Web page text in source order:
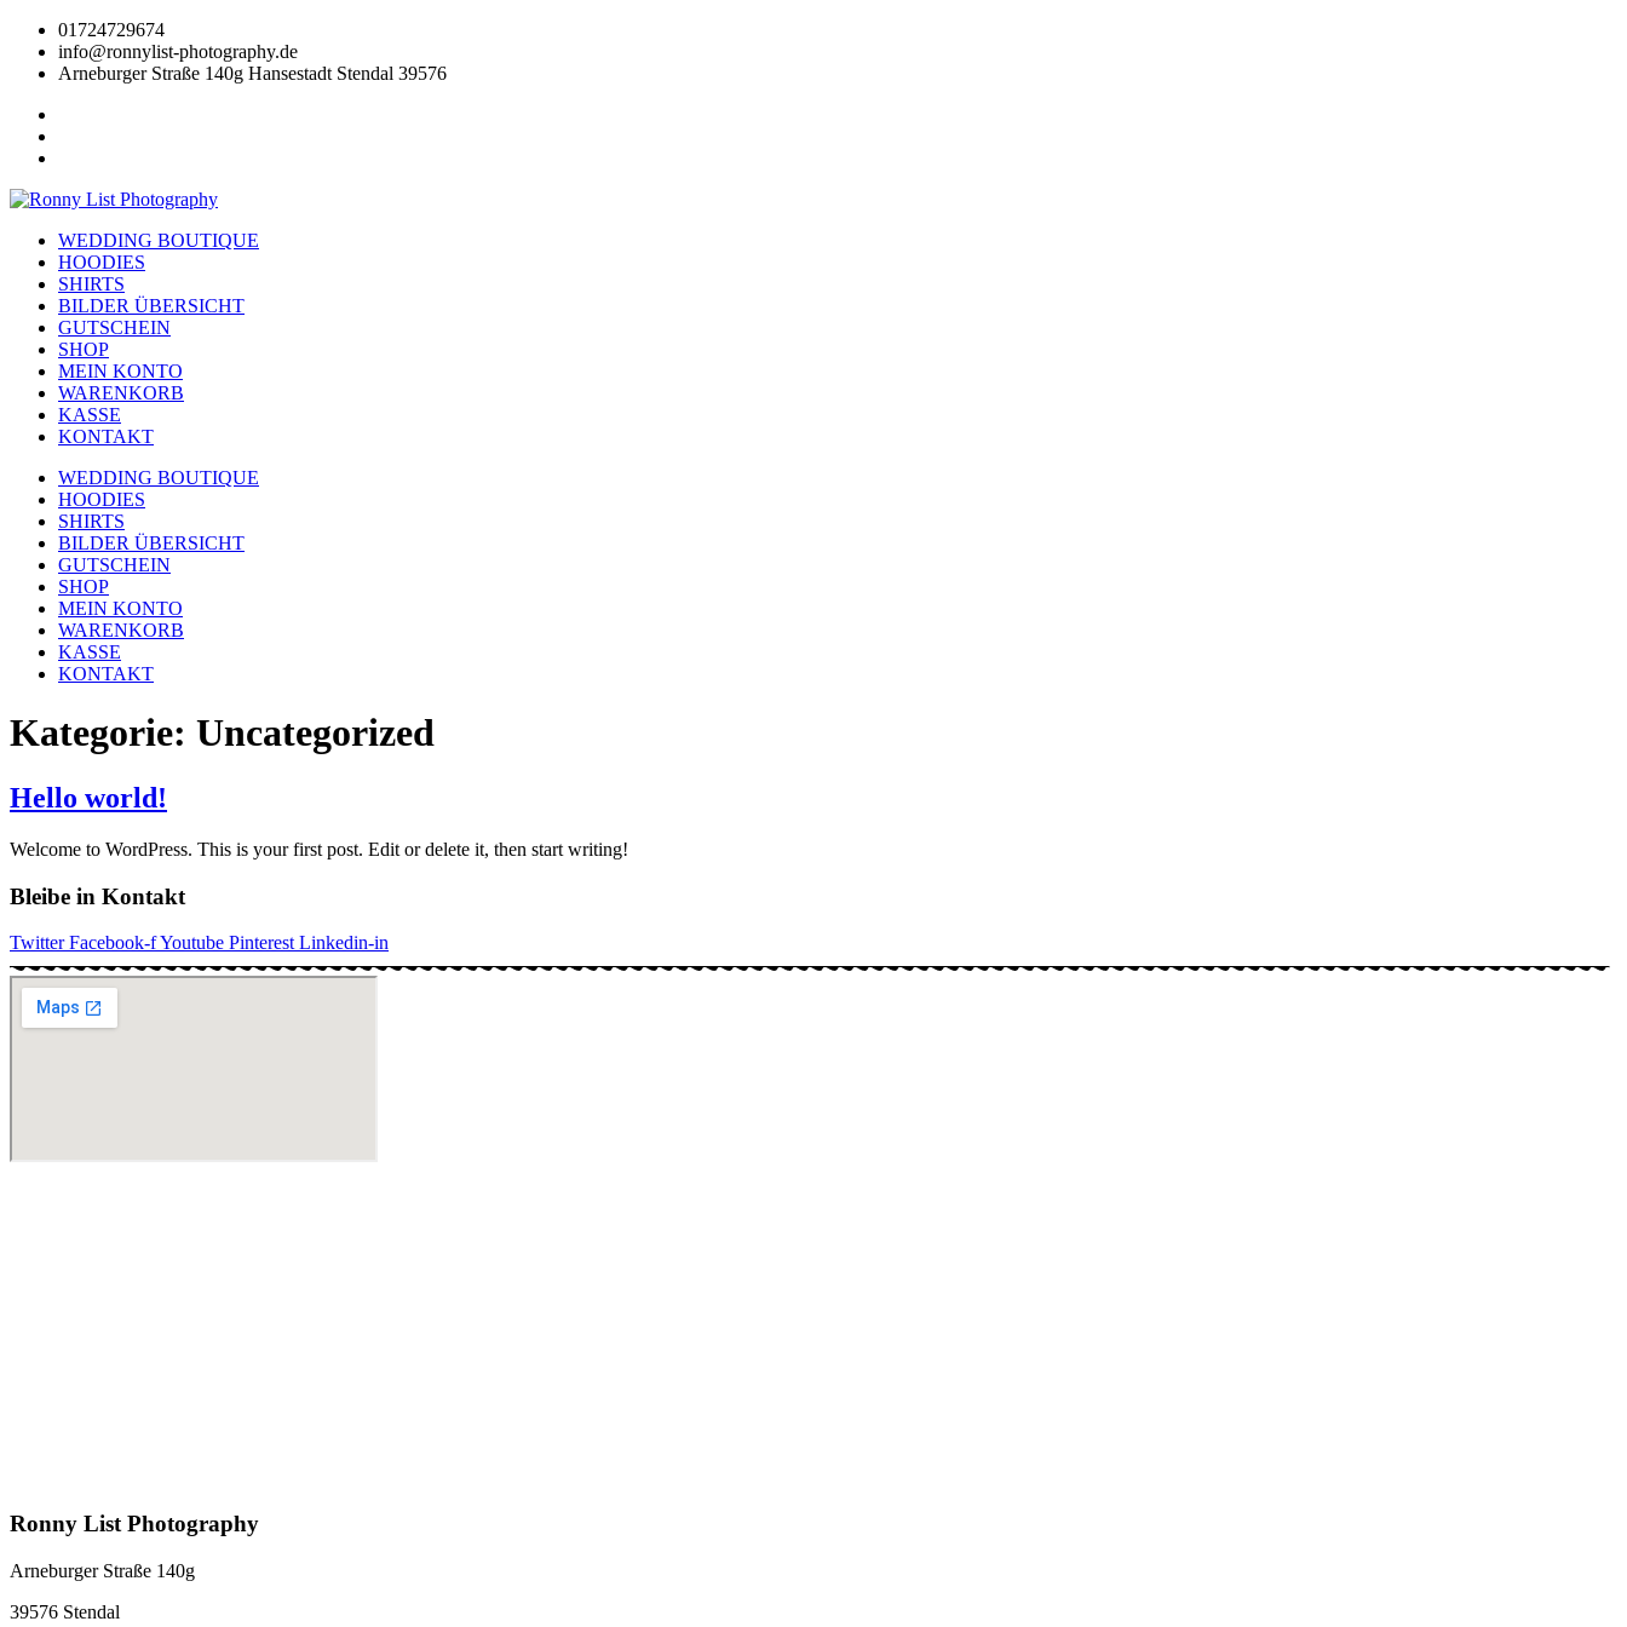
Zum
Inhalt
wechseln
01724729674
info@ronnylist-photography.de
Arneburger Straße 140g Hansestadt Stendal 39576
WEDDING BOUTIQUE
HOODIES
SHIRTS
BILDER ÜBERSICHT
GUTSCHEIN
SHOP
MEIN KONTO
WARENKORB
KASSE
KONTAKT
WEDDING BOUTIQUE
HOODIES
SHIRTS
BILDER ÜBERSICHT
GUTSCHEIN
SHOP
MEIN KONTO
WARENKORB
KASSE
KONTAKT
Kategorie: Uncategorized
Hello world!
Welcome to WordPress. This is your first post. Edit or delete it, then start writing!
Bleibe in Kontakt
Twitter Facebook-fYoutube Pinterest Linkedin-in
Ronny List Photography
Arneburger Straße 140g
39576 Stendal